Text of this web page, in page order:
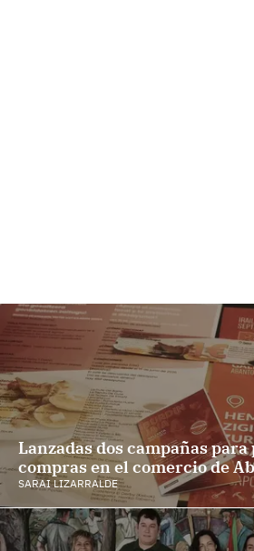
Lanzadas dos campañas
compras en el comercio de
SARAI LIZARRALDE